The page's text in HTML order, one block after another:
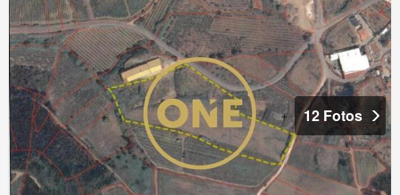
12 Fotos